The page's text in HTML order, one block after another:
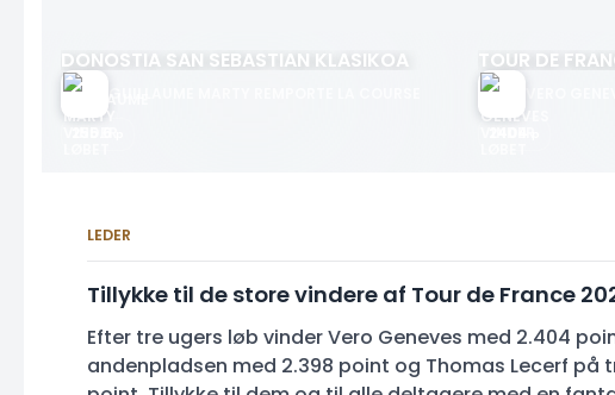
DONOSTIA SAN SEBASTIAN KLASIKOA
255.6p
TOUR DE
2404p
LEDER
Tillykke til de store vindere af Tour de France
Efter tre ugers løb vinder Vero Geneves med 2.404
andenpladsen med 2.398 point og Thomas Lecerf på